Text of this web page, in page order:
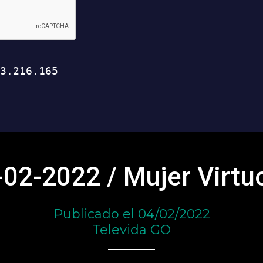
2022 / Mujer
Publicado el 04/02/2022
Televida GO